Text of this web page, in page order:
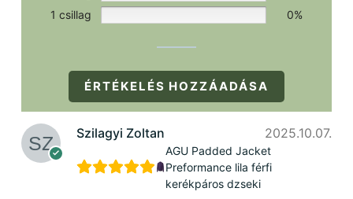
1 csillag
0%
ÉRTÉKELÉS HOZZÁADÁSA
Szilagyi Zoltan 2025.10.07.
AGU Padded Jacket
Preformance lila férfi
kerékpáros dzseki